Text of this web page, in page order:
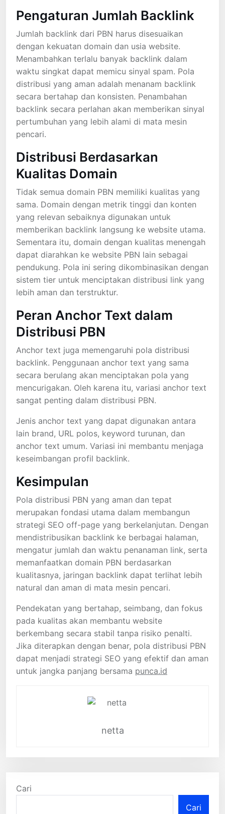
Pengaturan Jumlah Backlink
Jumlah backlink dari PBN harus disesuaikan
dengan kekuatan domain dan usia website.
Menambahkan terlalu banyak backlink dalam
waktu singkat dapat memicu sinyal spam. Pola
distribusi yang aman adalah menanam backlink
secara bertahap dan konsisten. Penambahan
backlink secara perlahan akan memberikan sinyal
pertumbuhan yang lebih alami di mata mesin
pencari.
Distribusi Berdasarkan
Kualitas Domain
Tidak semua domain PBN memiliki kualitas yang
sama. Domain dengan metrik tinggi dan konten
yang relevan sebaiknya digunakan untuk
memberikan backlink langsung ke website utama.
Sementara itu, domain dengan kualitas menengah
dapat diarahkan ke website PBN lain sebagai
pendukung. Pola ini sering dikombinasikan dengan
sistem tier untuk menciptakan distribusi link yang
lebih aman dan terstruktur.
Peran Anchor Text dalam
Distribusi PBN
Anchor text juga memengaruhi pola distribusi
backlink. Penggunaan anchor text yang sama
secara berulang akan menciptakan pola yang
mencurigakan. Oleh karena itu, variasi anchor text
sangat penting dalam distribusi PBN.
Jenis anchor text yang dapat digunakan antara
lain brand, URL polos, keyword turunan, dan
anchor text umum. Variasi ini membantu menjaga
keseimbangan profil backlink.
Kesimpulan
Pola distribusi PBN yang aman dan tepat
merupakan fondasi utama dalam membangun
strategi SEO off-page yang berkelanjutan. Dengan
mendistribusikan backlink ke berbagai halaman,
mengatur jumlah dan waktu penanaman link, serta
memanfaatkan domain PBN berdasarkan
kualitasnya, jaringan backlink dapat terlihat lebih
natural dan aman di mata mesin pencari.
Pendekatan yang bertahap, seimbang, dan fokus
pada kualitas akan membantu website
berkembang secara stabil tanpa risiko penalti.
Jika diterapkan dengan benar, pola distribusi PBN
dapat menjadi strategi SEO yang efektif dan aman
untuk jangka panjang bersama punca.id
netta
Cari
Cari